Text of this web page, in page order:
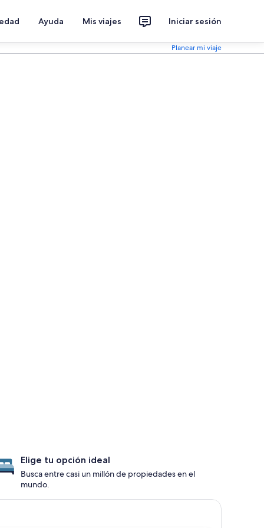
Ayuda Mis viajes Iniciar sesión
Planear mi viaje
Elige tu opción ideal
Busca entre casi un millón de propiedades en el
mundo.